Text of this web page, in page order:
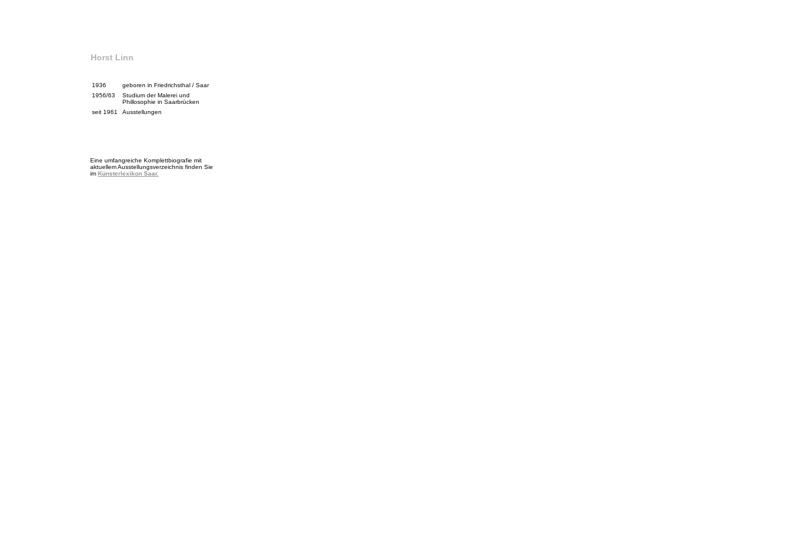
Horst Linn
1936
geboren in Friedrichsthal / Saar
1956/63
Studium der Malerei und
Phillosophie in Saarbrücken
seit 1961
Ausstellungen
Eine umfangreiche Komplettbiografie mit
aktuellem Ausstellungsverzeichnis finden Sie
im Künsterlexikon Saar.